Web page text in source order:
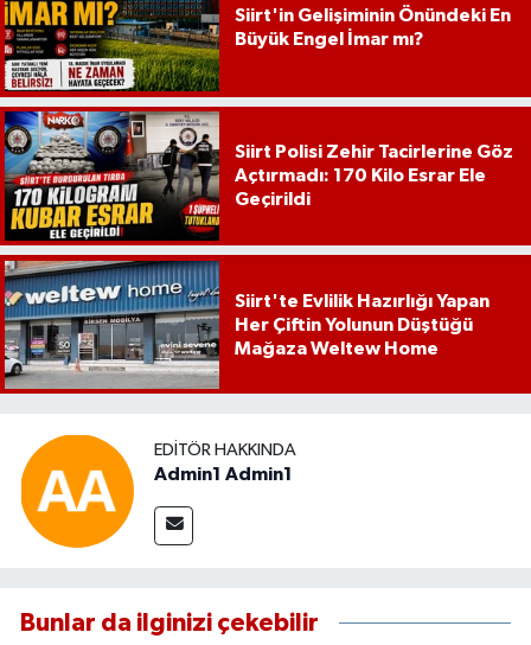
Siirt'in Gelişiminin Önündeki En
Büyük Engel İmar mı?
Siirt Polisi Zehir Tacirlerine Göz
Açtırmadı: 170 Kilo Esrar Ele
Geçirildi
Siirt'te Evlilik Hazırlığı Yapan
Her Çiftin Yolunun Düştüğü
Mağaza Weltew Home
EDITÖR HAKKINDA
Admin1 Admin1
Bunlar da ilginizi çekebilir